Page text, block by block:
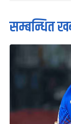
सम्बन्धित